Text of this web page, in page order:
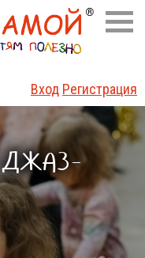
Вход Регистрация
ДЖАЗ-